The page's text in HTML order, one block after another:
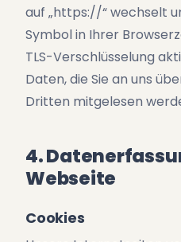
auf „https://“ wechselt
Symbol in Ihrer
TLS-Verschlüsselung
Daten, die Sie an uns
Dritten mitgelesen
4.
Webseite
Cookies